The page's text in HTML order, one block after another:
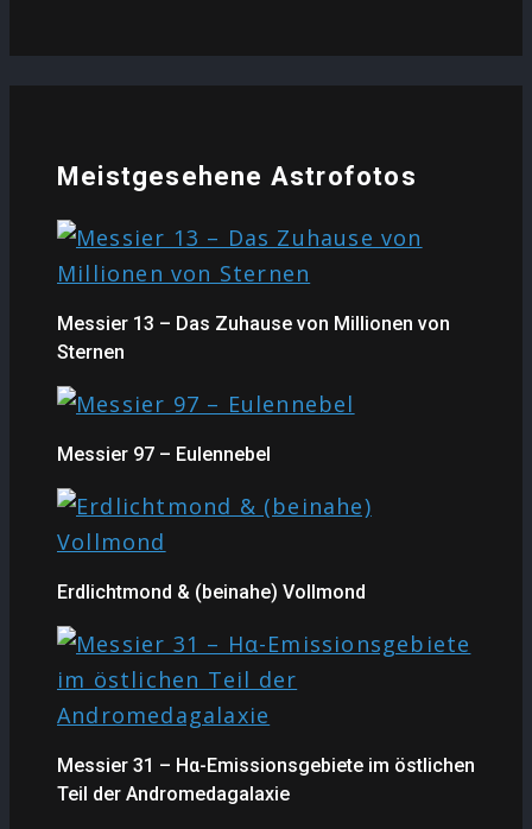
Meistgesehene Astrofotos
Messier 13 – Das Zuhause von Millionen von
Sternen
Messier 97 – Eulennebel
Erdlichtmond & (beinahe) Vollmond
Messier 31 – Hα-Emissionsgebiete im östlichen
Teil der Andromedagalaxie